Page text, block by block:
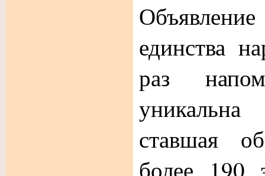
единства
раз
ставшая
более 190